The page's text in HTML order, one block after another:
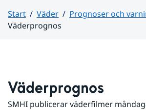
Start Väder
Prognoser och
Väderprognos
Väderprognos
SMHI publicerar väderfilmer